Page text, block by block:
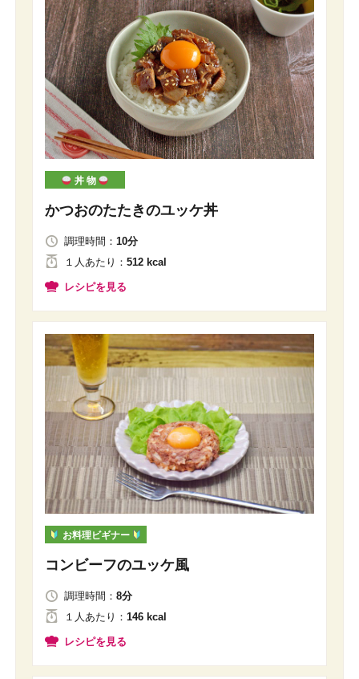
丼 物
かつおのたたきのユッケ丼
調理時間： 10分
１人 あたり ： 512 kcal
レシピを見る
お料理ビギナー
コンビーフのユッケ風
調理時間： 8分
１人 あたり ： 146 kcal
レシピを見る